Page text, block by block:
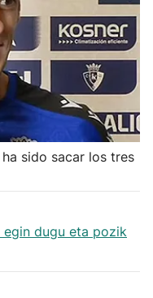
sido sacar los tres
dugu eta pozik